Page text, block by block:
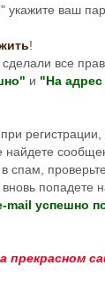
" укажите ваш
!
все
и "На
спам,
попадете
mail успешно
прекрасном